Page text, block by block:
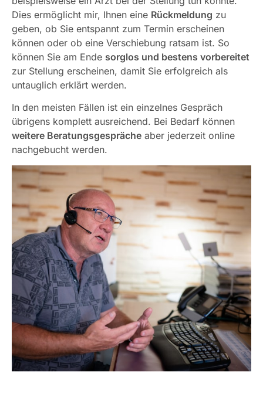
Dies ermöglicht mir, Ihnen eine Rückmeldung zu
geben, ob Sie entspannt zum Termin erscheinen
können oder ob eine Verschiebung ratsam ist. So
können Sie am Ende sorglos und bestens vorbereitet
zur Stellung erscheinen, damit Sie erfolgreich als
untauglich erklärt werden.
In den meisten Fällen ist ein einzelnes Gespräch
übrigens komplett ausreichend. Bei Bedarf können
weitere Beratungsgespräche aber jederzeit online
nachgebucht werden.